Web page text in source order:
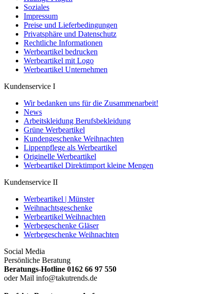
Soziales
Impressum
Preise und Lieferbedingungen
Privatsphäre und Datenschutz
Rechtliche Informationen
Werbeartikel bedrucken
Werbeartikel mit Logo
Werbeartikel Unternehmen
Kundenservice I
Wir bedanken uns für die Zusammenarbeit!
News
Arbeitskleidung Berufsbekleidung
Grüne Werbeartikel
Kundengeschenke Weihnachten
Lippenpflege als Werbeartikel
Originelle Werbeartikel
Werbeartikel Direktimport kleine Mengen
Kundenservice II
Werbeartikel | Münster
Weihnachtsgeschenke
Werbeartikel Weihnachten
Werbegeschenke Gläser
Werbegeschenke Weihnachten
Social Media
Persönliche Beratung
Beratungs-Hotline 0162 66 97 550
oder Mail info@takutrends.de